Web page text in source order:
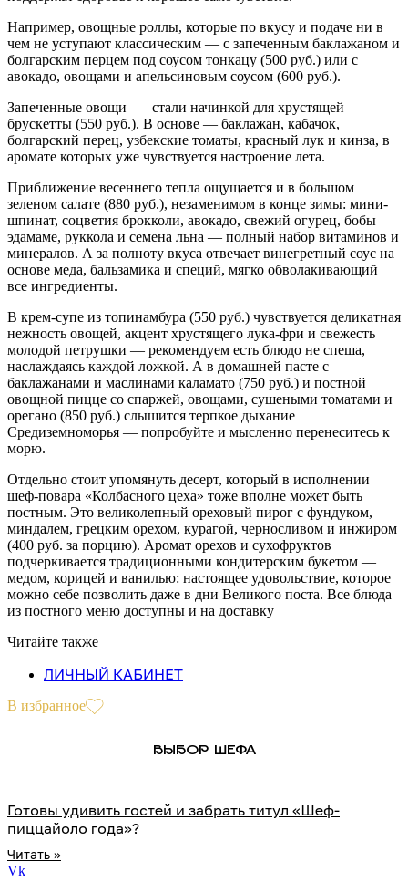
Например, овощные роллы, которые по вкусу и подаче ни в
чем не уступают классическим — с запеченным баклажаном и
болгарским перцем под соусом тонкацу (500 руб.) или с
авокадо, овощами и апельсиновым соусом (600 руб.).
Запеченные овощи — стали начинкой для хрустящей
брускетты (550 руб.). В основе — баклажан, кабачок,
болгарский перец, узбекские томаты, красный лук и кинза, в
аромате которых уже чувствуется настроение лета.
Приближение весеннего тепла ощущается и в большом
зеленом салате (880 руб.), незаменимом в конце зимы: мини-
шпинат, соцветия брокколи, авокадо, свежий огурец, бобы
эдамаме, руккола и семена льна — полный набор витаминов и
минералов. А за полноту вкуса отвечает винегретный соус на
основе меда, бальзамика и специй, мягко обволакивающий
все ингредиенты.
В крем-супе из топинамбура (550 руб.) чувствуется деликатная
нежность овощей, акцент хрустящего лука-фри и свежесть
молодой петрушки — рекомендуем есть блюдо не спеша,
наслаждаясь каждой ложкой. А в домашней пасте с
баклажанами и маслинами каламато (750 руб.) и постной
овощной пицце со спаржей, овощами, сушеными томатами и
орегано (850 руб.) слышится терпкое дыхание
Средиземноморья — попробуйте и мысленно перенеситесь к
морю.
Отдельно стоит упомянуть десерт, который в исполнении
шеф-повара «Колбасного цеха» тоже вполне может быть
постным. Это великолепный ореховый пирог с фундуком,
миндалем, грецким орехом, курагой, черносливом и инжиром
(400 руб. за порцию). Аромат орехов и сухофруктов
подчеркивается традиционными кондитерским букетом —
медом, корицей и ванилью: настоящее удовольствие, которое
можно себе позволить даже в дни Великого поста. Все блюда
из постного меню доступны и на доставку
Читайте также
ЛИЧНЫЙ КАБИНЕТ
В избранное
Готовы удивить гостей и забрать титул «Шеф-
пиццайоло года»?
Читать »
Vk